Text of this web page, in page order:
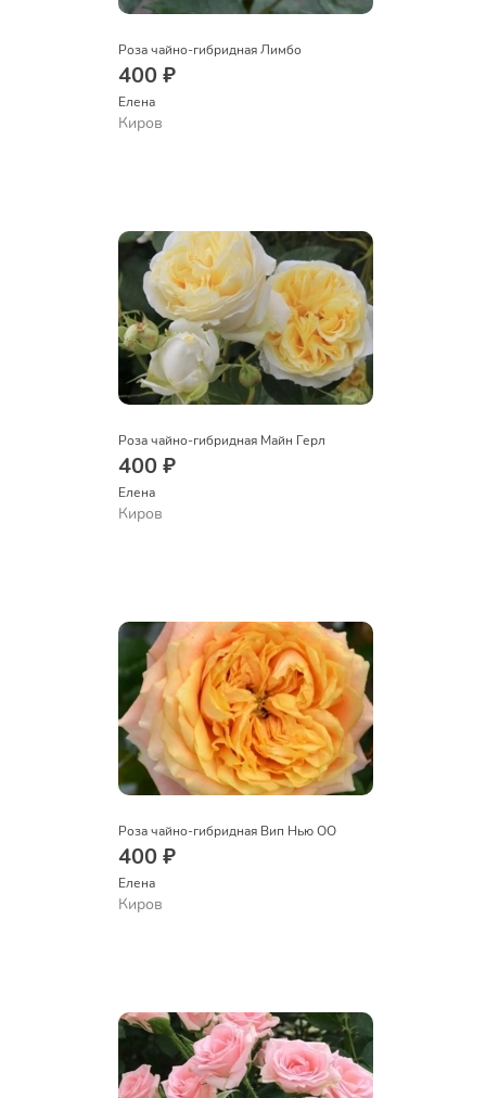
Роза чайно-гибридная Лимбо
400 ₽
Елена
Киров
Роза чайно-гибридная Майн Герл
400 ₽
Елена
Киров
Роза чайно-гибридная Вип Нью ОО
400 ₽
Елена
Киров